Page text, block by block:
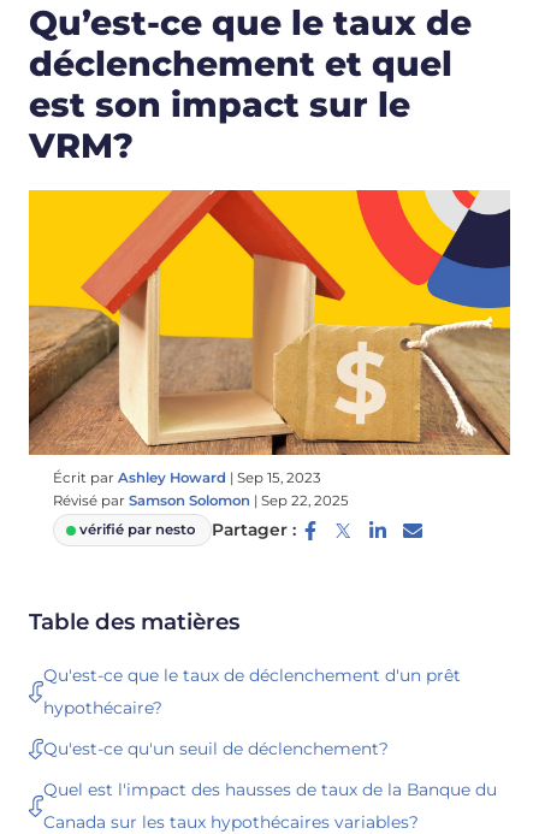
Qu’est-ce que le taux de
déclenchement et quel
est son impact sur le
VRM?
Écrit par Ashley Howard | Sep 15, 2023
Révisé par Samson Solomon | Sep 22, 2025
vérifié par nesto
Partager :
Table des matières
Qu'est-ce que le taux de déclenchement d'un prêt
hypothécaire?
Qu'est-ce qu'un seuil de déclenchement?
Quel est l'impact des hausses de taux de la Banque du
Canada sur les taux hypothécaires variables?